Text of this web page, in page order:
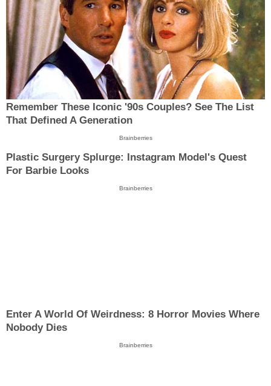
Remember These Iconic '90s Couples? See The List
That Defined A Generation
Brainberries
Plastic Surgery Splurge: Instagram Model's Quest
For Barbie Looks
Brainberries
Enter A World Of Weirdness: 8 Horror Movies Where
Nobody Dies
Brainberries